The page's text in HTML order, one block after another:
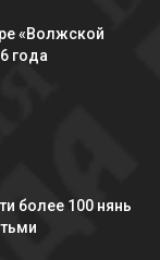
«Волжской
года
более 100 нянь